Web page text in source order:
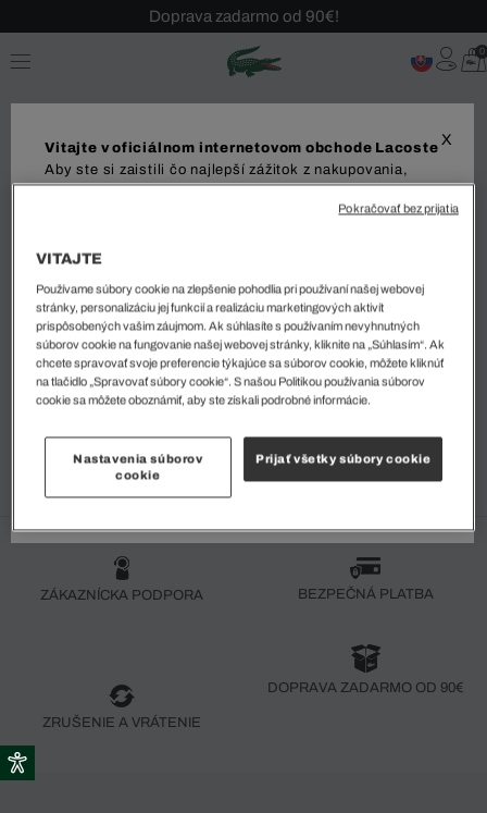
Doprava zadarmo od 90€!
Sezónny výpredaj až -40 %!
Bezplatné vrátenie!
0
0 Výsledok
Zoradiť a filtrovať
ZÁKAZNÍCKA PODPORA BEZPEČNÁ PLATBA
ZRUŠENIE A VRÁTENIE
DOPRAVA ZADARMO OD 90€
X
Vitajte v oficiálnom internetovom obchode Lacoste
Aby ste si zaistili čo najlepší zážitok z nakupovania,
obchod. Upozorňujeme, že vaša objednávka môže byť
Dodanie do
Jazyk
VITAJTE
Používame súbory cookie na zlepšenie pohodlia pri používaní našej webovej
stránky, personalizáciu jej funkcií a realizáciu marketingových aktivít
prispôsobených vašim záujmom. Ak súhlasíte s používaním nevyhnutných
súborov cookie na fungovanie našej webovej stránky, kliknite na „Súhlasím“. Ak
chcete spravovať svoje preferencie týkajúce sa súborov cookie, môžete kliknúť
na tlačidlo „Spravovať súbory cookie“. S našou Politikou používania súborov
cookie sa môžete oboznámiť, aby ste získali podrobné informácie.
Nastavenia súborov
cookie
Prijať všetky súbory cookie
Pokračovať bez prijatia